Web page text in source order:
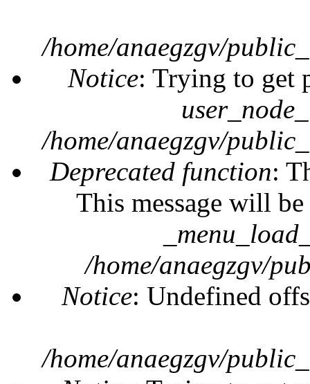
/home/anaegzgv/
Notice: Trying to get
/home/anaegzgv/
Deprecated function:
This message will
/home/anaegzgv/
Notice: Undefined
/home/anaegzgv/